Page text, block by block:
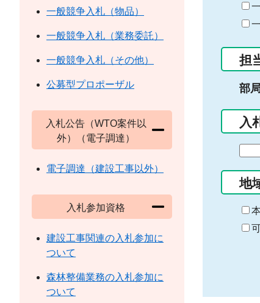
担
部
入
の
始
ま
り
地
一般競争入札（物品）
一般競争入札（業務委託）
一般競争入札（その他）
公募型プロポーザル
入札公告（WTO案件以
外）（電子調達）
電子調達（建設工事以外）
入札参加資格
建設工事関連の入札参加に
ついて
森林整備業務の入札参加に
ついて